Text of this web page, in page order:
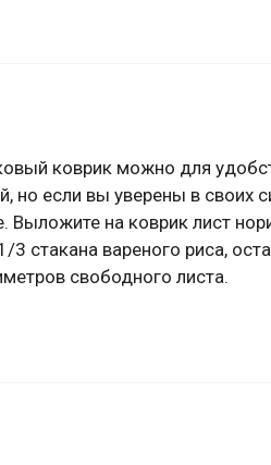
коврик можно для
но если вы уверены в своих
Выложите на коврик лист
3 стакана вареного риса,
свободного листа.